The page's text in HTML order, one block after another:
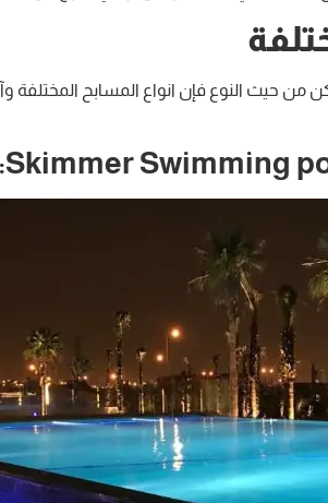
حيث النوع فإن انواع المسابح المختلفة
Skimmer Swimming